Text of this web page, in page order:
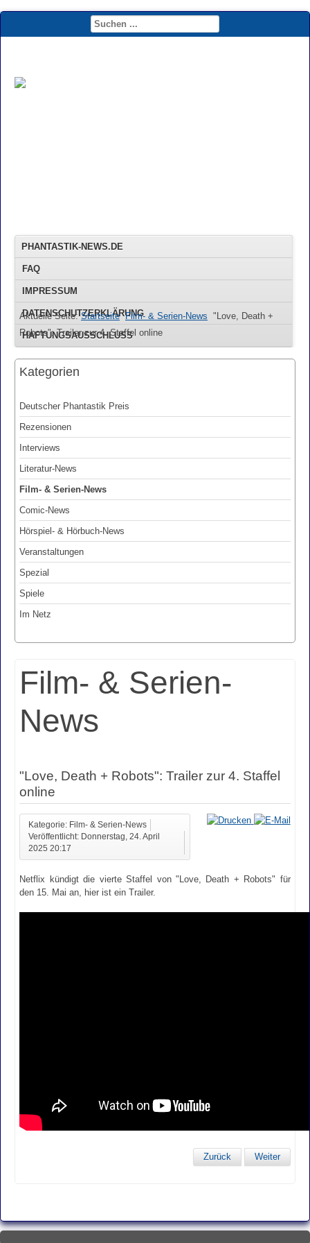
PHANTASTIK-NEWS.DE
FAQ
IMPRESSUM
DATENSCHUTZERKLÄRUNG
HAFTUNGSAUSSCHLUSS
Aktuelle Seite:Startseite Film- & Serien-News "Love, Death +
Robots": Trailer zur 4. Staffel online
Kategorien
Deutscher Phantastik Preis
Rezensionen
Interviews
Literatur-News
Film- & Serien-News
Comic-News
Hörspiel- & Hörbuch-News
Veranstaltungen
Spezial
Spiele
Im Netz
Film- & Serien-
News
"Love, Death + Robots": Trailer zur 4. Staffel
online
Kategorie: Film- & Serien-News
Veröffentlicht: Donnerstag, 24. April
2025 20:17
Netflix kündigt die vierte Staffel von "Love, Death + Robots" für
den 15. Mai an, hier ist ein Trailer.
Zurück Weiter